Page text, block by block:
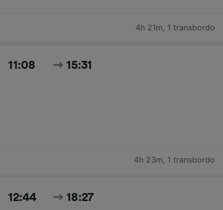
4h 21m, 1 transbordo
11:08 15:31
4h 23m, 1 transbordo
12:44 18:27